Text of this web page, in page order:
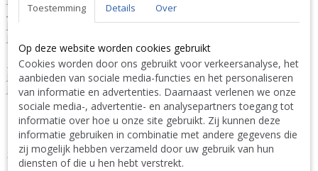
JLine J-Line Code à barres EAN
5414451933513 J-Line 93351 JL-93351
Jolipa 93351 JO93351
Français :
J-Line by Jolipa Bougie Cylindre Lavande L 52H
J-Line bougies cylindre
Nous livrons aussi à l'étranger. N'hésitez pas à nous contacter
||We ship also abroad. Feel free to contact us|| Wir liefern
auch im Ausland. Bitte kontaktieren Sie uns. TEL: 0032 9 378 24
30 orContact Bcosy 1 CLICK HERE !
Toestemming Details Over
Op deze website worden cookies gebruikt
Cookies worden door ons gebruikt voor verkeersanalyse, het
aanbieden van sociale media-functies en het personaliseren
van informatie en advertenties. Daarnaast verlenen we onze
sociale media-, advertentie- en analysepartners toegang tot
informatie over hoe u onze site gebruikt. Zij kunnen deze
informatie gebruiken in combinatie met andere gegevens die
zij mogelijk hebben verzameld door uw gebruik van hun
diensten of die u hen hebt verstrekt.